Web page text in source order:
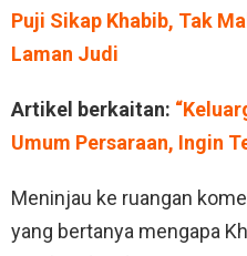
Puji Sikap Khabib, Tak
Laman Judi
Artikel berkaitan:
Umum Persaraan, Ingin
Meninjau ke ruangan
yang bertanya mengapa